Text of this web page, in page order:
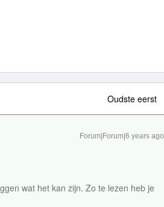
Oudste eerst
Forum|Forum|6 years ago
wat het kan zijn. Zo te lezen heb je